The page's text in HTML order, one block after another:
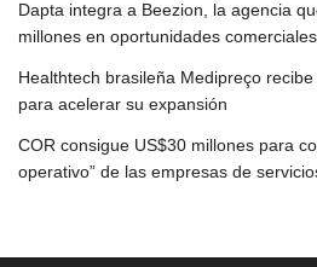
Dapta integra a Beezion, la agencia
millones en oportunidades
Healthtech brasileña Medipreço
para acelerar su expansión
COR consigue US$30 millones para
operativo” de las empresas de